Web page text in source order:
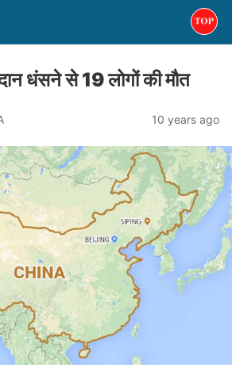
धंसने से 19 लोगों की मौत
10 years ago